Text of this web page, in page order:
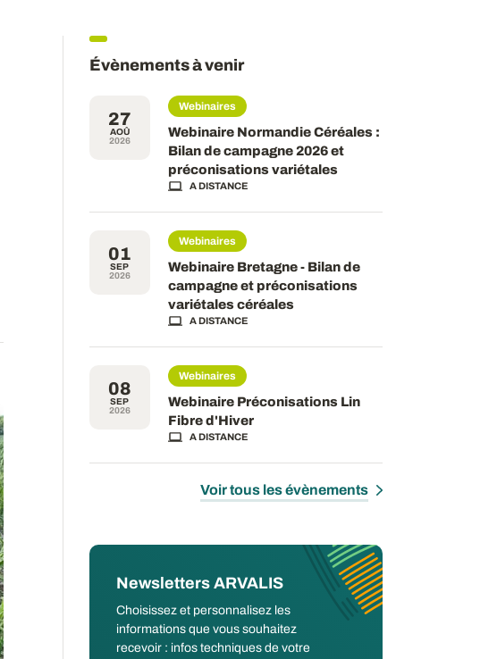
Évènements à venir
27
AOÛ
2026
Webinaires
Webinaire Normandie Céréales :
Bilan de campagne 2026 et
préconisations variétales
A DISTANCE
01
SEP
2026
Webinaires
Webinaire Bretagne - Bilan de
campagne et préconisations
variétales céréales
A DISTANCE
08
SEP
2026
Webinaires
Webinaire Préconisations Lin
Fibre d'Hiver
A DISTANCE
Voir tous les évènements
Newsletters ARVALIS
Choisissez et personnalisez les
informations que vous souhaitez
recevoir : infos techniques de votre